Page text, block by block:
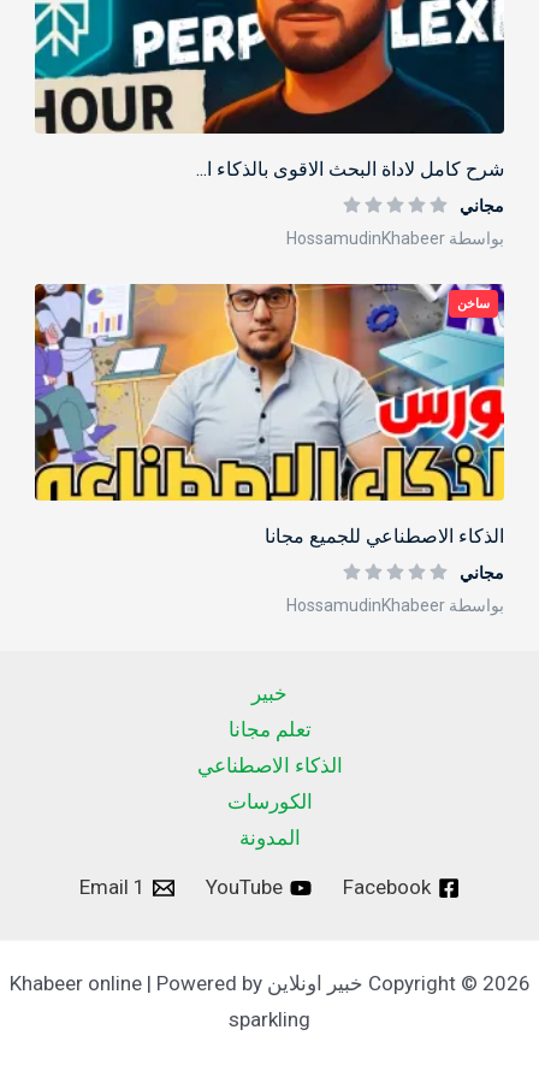
شرح كامل لاداة البحث الاقوى بالذكاء ا...
مجاني
بواسطة HossamudinKhabeer
ساخن
الذكاء الاصطناعي للجميع مجانا
مجاني
بواسطة HossamudinKhabeer
خبير
تعلم مجانا
الذكاء الاصطناعي
الكورسات
المدونة
Facebook
YouTube
Email 1
Copyright © 2026 خبير اونلاين Khabeer online | Powered by
sparkling